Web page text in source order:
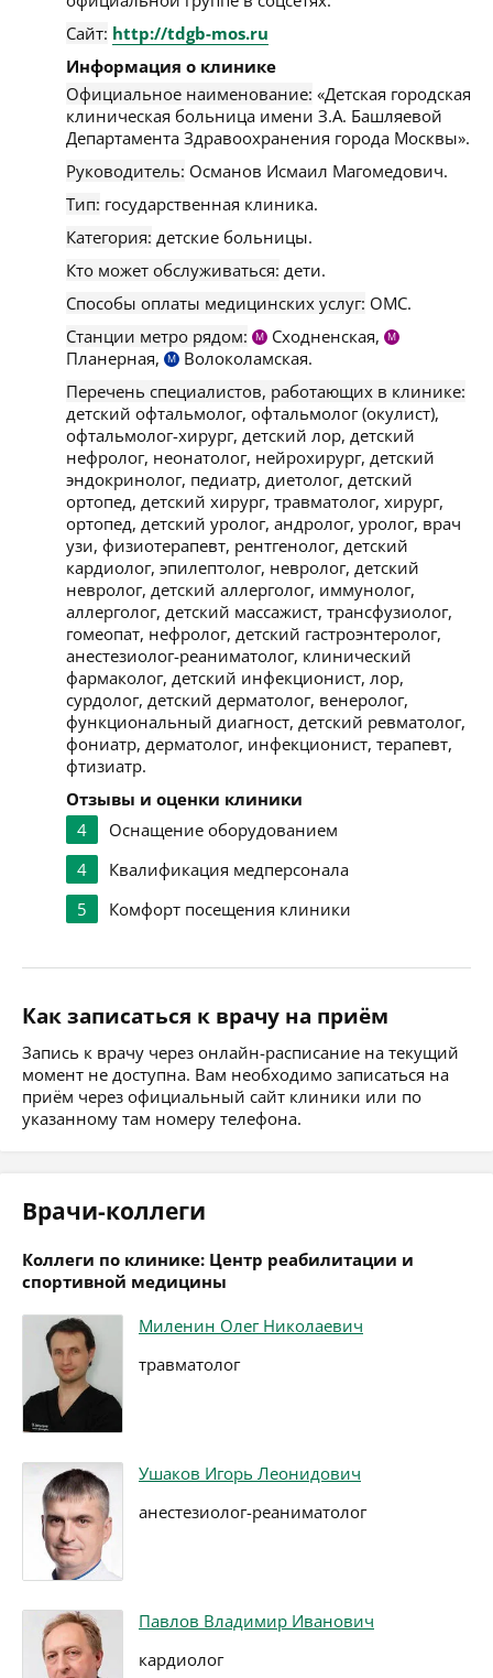
Сайт: http://tdgb-mos.ru
Информация о клинике
Официальное наименование: «Детская городская
клиническая больница имени З.А. Башляевой
Департамента Здравоохранения города Москвы».
Руководитель: Османов Исмаил Магомедович.
Тип: государственная клиника.
Категория: детские больницы.
Кто может обслуживаться: дети.
Способы оплаты медицинских услуг: ОМС.
Станции метро рядом:
М Сходненская, М
Планерная, М
Волоколамская.
Перечень специалистов, работающих в клинике:
детский офтальмолог, офтальмолог (окулист),
офтальмолог-хирург, детский лор, детский
нефролог, неонатолог, нейрохирург, детский
эндокринолог, педиатр, диетолог, детский
ортопед, детский хирург, травматолог, хирург,
ортопед, детский уролог, андролог, уролог, врач
узи, физиотерапевт, рентгенолог, детский
кардиолог, эпилептолог, невролог, детский
невролог, детский аллерголог, иммунолог,
аллерголог, детский массажист, трансфузиолог,
гомеопат, нефролог, детский гастроэнтеролог,
анестезиолог-реаниматолог, клинический
фармаколог, детский инфекционист, лор,
сурдолог, детский дерматолог, венеролог,
функциональный диагност, детский ревматолог,
фониатр, дерматолог, инфекционист, терапевт,
фтизиатр.
Отзывы и оценки клиники
4
Оснащение оборудованием
4
Квалификация медперсонала
5
Комфорт посещения клиники
Как записаться к врачу на приём
Запись к врачу через онлайн-расписание на текущий
момент не доступна. Вам необходимо записаться на
приём через официальный сайт клиники или по
указанному там номеру телефона.
Врачи-коллеги
Коллеги по клинике: Центр реабилитации и
спортивной медицины
Миленин Олег Николаевич
травматолог
Ушаков Игорь Леонидович
анестезиолог-реаниматолог
Павлов Владимир Иванович
кардиолог